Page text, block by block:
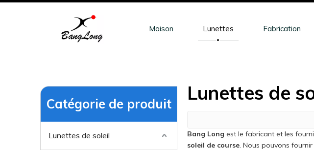
Maison Lunettes Fabrication
Catégorie de produit
Lunettes de soleil
Lunettes de
Bang Long est le fabricant et les
soleil de course. Nous pouvons